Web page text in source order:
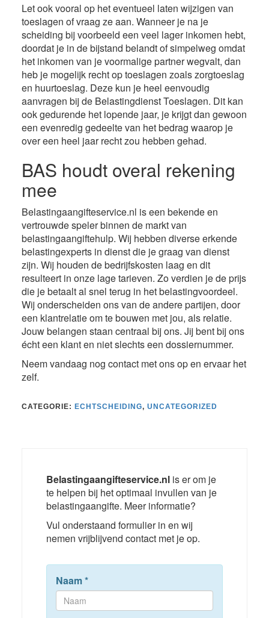
Let ook vooral op het eventueel laten wijzigen van
toeslagen of vraag ze aan. Wanneer je na je
scheiding bij voorbeeld een veel lager inkomen hebt,
doordat je in de bijstand belandt of simpelweg omdat
het inkomen van je voormalige partner wegvalt, dan
heb je mogelijk recht op toeslagen zoals zorgtoeslag
en huurtoeslag. Deze kun je heel eenvoudig
aanvragen bij de Belastingdienst Toeslagen. Dit kan
ook gedurende het lopende jaar, je krijgt dan gewoon
een evenredig gedeelte van het bedrag waarop je
over een heel jaar recht zou hebben gehad.
BAS houdt overal rekening
mee
Belastingaangifteservice.nl is een bekende en
vertrouwde speler binnen de markt van
belastingaangiftehulp. Wij hebben diverse erkende
belastingexperts in dienst die je graag van dienst
zijn. Wij houden de bedrijfskosten laag en dit
resulteert in onze lage tarieven. Zo verdien je de prijs
die je betaalt al snel terug in het belastingvoordeel.
Wij onderscheiden ons van de andere partijen, door
een klantrelatie om te bouwen met jou, als relatie.
Jouw belangen staan centraal bij ons. Jij bent bij ons
écht een klant en niet slechts een dossiernummer.
Neem vandaag nog contact met ons op en ervaar het
zelf.
CATEGORIE: ECHTSCHEIDING, UNCATEGORIZED
Belastingaangifteservice.nlis er om je
te helpen bij het optimaal invullen van je
belastingaangifte. Meer informatie?
Vul onderstaand formulier in en wij
nemen vrijblijvend contact met je op.
Naam*